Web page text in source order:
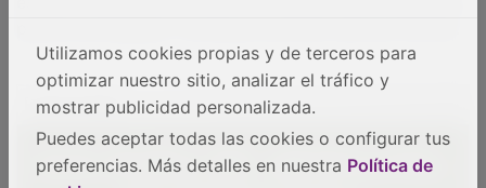
PUBLICIDAD
Utilizamos cookies propias y de terceros para
optimizar nuestro sitio, analizar el tráfico y
mostrar publicidad personalizada.
Puedes aceptar todas las cookies o configurar tus
preferencias. Más detalles en nuestra Política de